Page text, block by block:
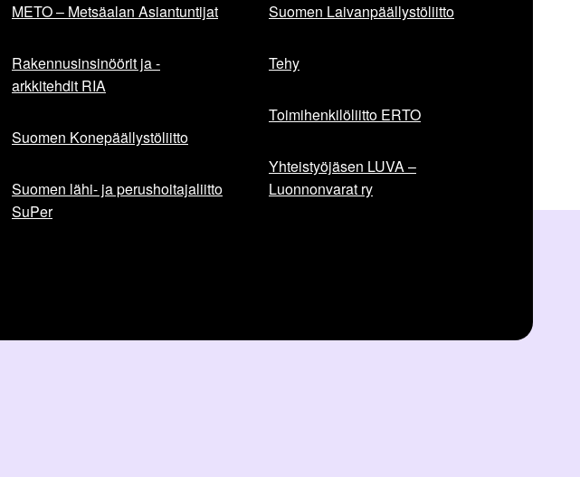
METO – Metsäalan Asiantuntijat
Rakennusinsinöörit ja -
arkkitehdit RIA
Suomen Konepäällystöliitto
Suomen lähi- ja perushoitajaliitto
SuPer
Suomen Laivanpäällystöliitto
Tehy
Toimihenkilöliitto ERTO
Yhteistyöjäsen LUVA –
Luonnonvarat ry